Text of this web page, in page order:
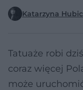
Katarzyna
Tatuaże robi
coraz więcej
może